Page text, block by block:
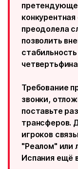
преодолела
позволить
Требование
звонки,
поставьте
трансферов.
игроков
"Реалом" или
Испания ещё